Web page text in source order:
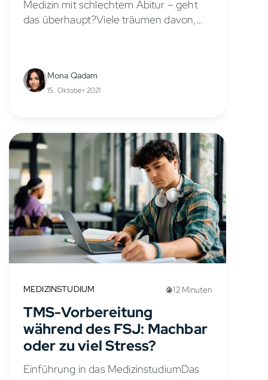
Medizin mit schlechtem Abitur – geht
das überhaupt?Viele träumen davon,
ist das Medizinstudium...
Mona Qadam
15. Oktober 2021
MEDIZINSTUDIUM 12 Minuten
TMS-Vorbereitung
während des FSJ: Machbar
oder zu viel Stress?
Einführung in das MedizinstudiumDas